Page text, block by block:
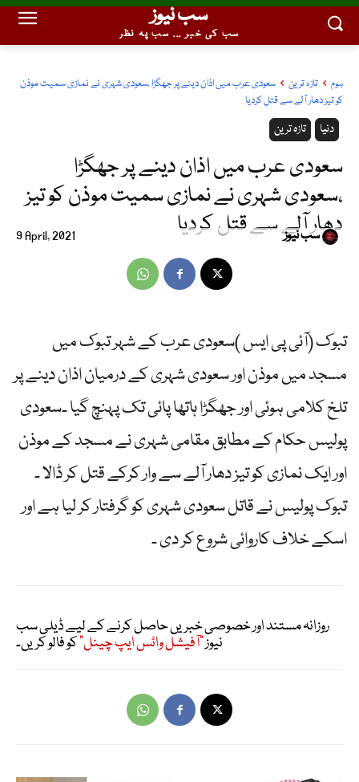
سب نیوز
سب کی خبر ... سب پہ نظر
ہوم تازہ ترین
سعودی عرب میں اذان دینے پر جھگڑا ،سعودی شہری نے نمازی سمیت موذن
کو تیز دھار آلے سے قتل کردیا
تازہ ترین دنیا
سعودی عرب میں اذان دینے پر جھگڑا
،سعودی شہری نے نمازی سمیت موذن کو تیز
دھار آلے سے قتل کردیا
9 April, 2021 سب نیوز
تبوک (آئی پی ایس )سعودی عرب کے شہر تبوک میں
مسجد میں موذن اور سعودی شہری کے درمیان اذان دینے پر
تلخ کلامی ہوئی اور جھگڑا ہاتھا پائی تک پہنچ گیا ۔سعودی
پولیس حکام کے مطابق مقامی شہری نے مسجد کے موذن
اور ایک نمازی کو تیز دھار آلے سے وار کرکے قتل کر ڈالا ۔
تبوک پولیس نے قاتل سعودی شہری کو گرفتار کر لیا ہے اور
اسکے خلاف کاروائی شروع کر دی ۔
روزانہ مستند اور خصوصی خبریں حاصل کرنے کے لیے ڈیلی سب
نیوز"آفیشل واٹس ایپ چینل"کو فالو کریں۔